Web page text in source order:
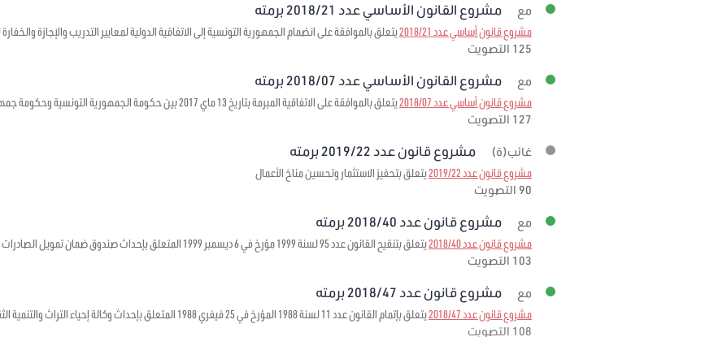
مع مشروع القانون الأساسي عدد 2018/21 برمته
مشروع قانون أساسي عدد 2018/21
يتعلق بالموافقة على انضمام الجمهورية التونسية إلى الاتفاقية الدولية لمعايير التدريب والإجازة
125 التصويت
مع مشروع القانون الأساسي عدد 2018/07 برمته
مشروع قانون أساسي عدد 2018/07
يتعلق بالموافقة على الاتفاقية المبرمة بتاريخ 13 ماي 2017 بين حكومة الجمهورية التونسية وحكومة جمهورية الصين الشعبية حول بعث مراكز ثقافية
127 التصويت
غائب(ة) مشروع قانون عدد 2019/22 برمته
مشروع قانون عدد 2019/22
يتعلق بتحفيز الاستثمار وتحسين مناخ الأعمال
90 التصويت
مع مشروع قانون عدد 2018/40 برمته
مشروع قانون عدد 2018/40
يتعلق بتنقيح القانون عدد 95 لسنة 1999 مؤرخ في 6 ديسمبر 1999 المتعلق بإحداث صندوق ضمان تمويل الصادرات لمرحلة ما قبل الشحن
103 التصويت
مع مشروع قانون عدد 2018/47 برمته
مشروع قانون عدد 2018/47
يتعلق بإتمام القانون عدد 11 لسنة 1988 المؤرخ في 25 فيفري 1988 المتعلق بإحداث وكالة إحياء التراث والتنمية الثقافية
108 التصويت